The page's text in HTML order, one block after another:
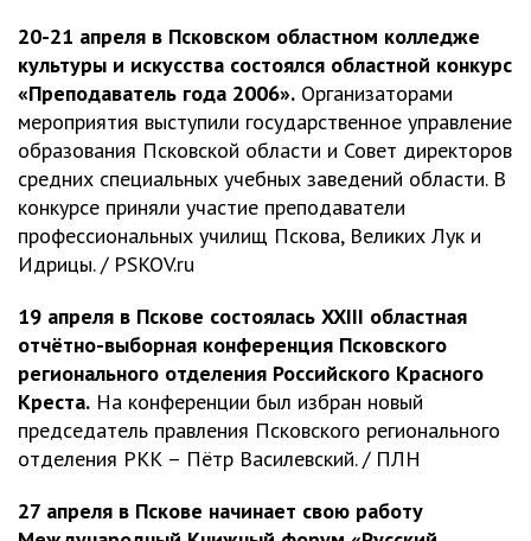
20-21 апреля в Псковском областном колледже
культуры и искусства состоялся областной конкурс
«Преподаватель года 2006». Организаторами
мероприятия выступили государственное управление
образования Псковской области и Совет директоров
средних специальных учебных заведений области. В
конкурсе приняли участие преподаватели
профессиональных училищ Пскова, Великих Лук и
Идрицы. / PSKOV.ru
19 апреля в Пскове состоялась XXIII областная
отчётно-выборная конференция Псковского
регионального отделения Российского Красного
Креста. На конференции был избран новый
председатель правления Псковского регионального
отделения РКК – Пётр Василевский. / ПЛН
27 апреля в Пскове начинает свою работу